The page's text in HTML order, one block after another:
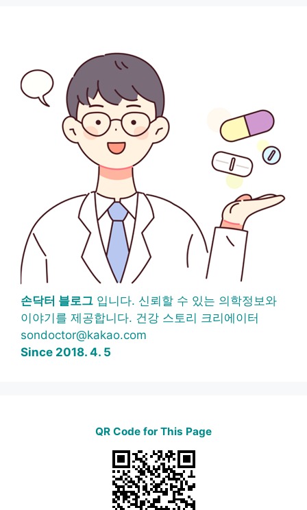
손닥터 블로그 입니다. 신뢰할 수 있는 의학정보와
이야기를 제공합니다. 건강 스토리 크리에이터
sondoctor@kakao.com
Since 2018. 4. 5
QR Code for This Page